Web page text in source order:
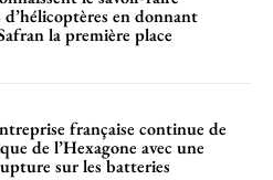
en donnant
la première place
française continue de
de l’Hexagone avec une
sur les batteries